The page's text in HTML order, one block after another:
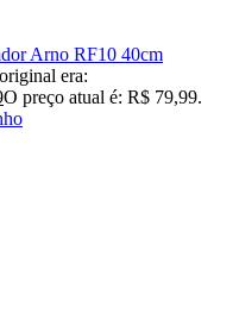
Arno RF10 40cm
era:
O preço atual é: R$ 79,99.